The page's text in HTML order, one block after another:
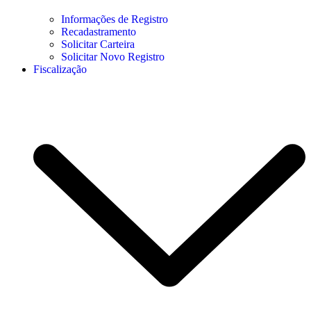
Informações de Registro
Recadastramento
Solicitar Carteira
Solicitar Novo Registro
Fiscalização